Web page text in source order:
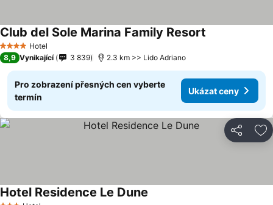
4 Počet hvězdiček
Hotel
Club del Sole Marina Family Resort
8,9 Vynikající 3 839 2.3 km >> Lido Adriano
Pro zobrazení přesných cen vyberte
termín
Ukázat ceny
Sdílet
Hotel Residence Le Dune